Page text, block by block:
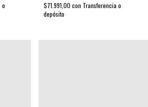
o
$71.991,00 con Transferencia o
depósito